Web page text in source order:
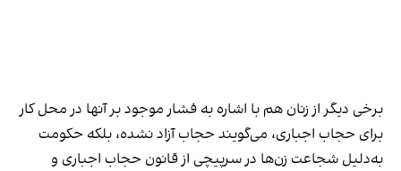
برخی دیگر از زنان هم با اشاره به فشار موجود بر آنها در محل کار
برای حجاب اجباری، می‌گویند حجاب آزاد نشده، بلکه حکومت
به‌دلیل شجاعت زن‌ها در سرپیچی از قانون حجاب اجباری و